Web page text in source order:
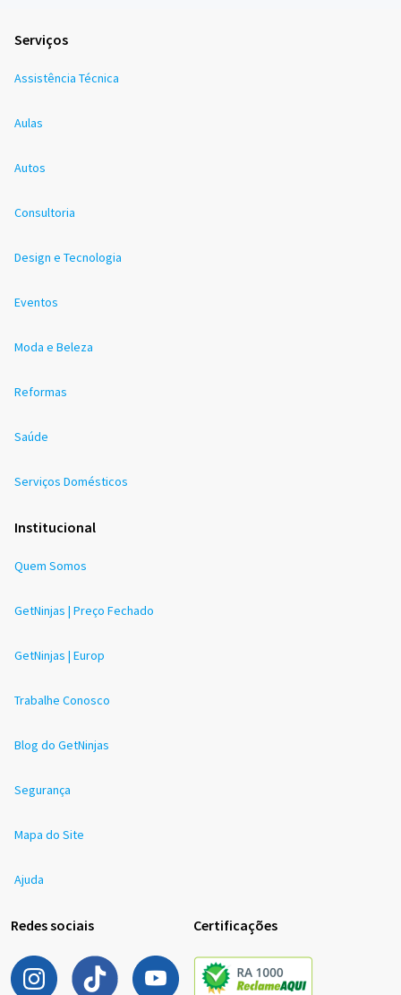
Serviços
Assistência Técnica
Aulas
Autos
Consultoria
Design e Tecnologia
Eventos
Moda e Beleza
Reformas
Saúde
Serviços Domésticos
Institucional
Quem Somos
GetNinjas | Preço Fechado
GetNinjas | Europ
Trabalhe Conosco
Blog do GetNinjas
Segurança
Mapa do Site
Ajuda
Redes sociais Certificações